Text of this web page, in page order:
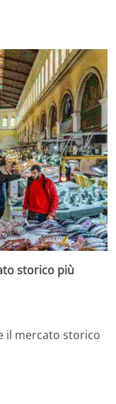
storico più
il mercato storico